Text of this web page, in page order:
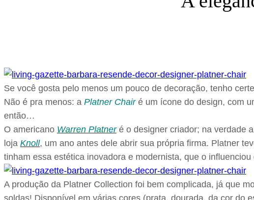
Se você gosta pelo menos um pouco de decoração, tenho
Não é pra menos: a Platner Chair é um ícone do design, com
então…
O americano Warren Platneré o designer criador; na verdade
loja Knoll, um ano antes dele abrir sua própria firma. Platner
tinham essa estética inovadora e modernista, que o
A produção da Platner Collection foi bem complicada, já que
soldas! Disponível em várias cores (prata, dourada, da cor do